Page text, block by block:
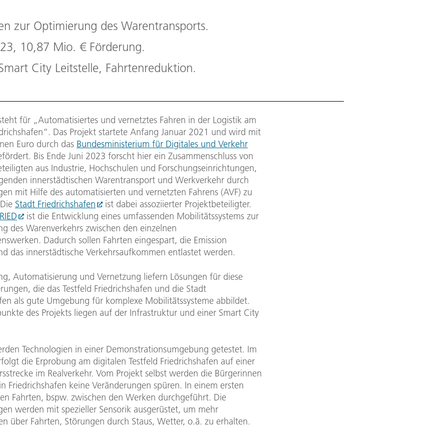
zur Optimierung des Warentransports.
10,87 Mio. € Förderung.
City Leitstelle, Fahrtenreduktion.
für „Automatisiertes und vernetztes Fahren in der Logistik am
Das Projekt startete Anfang Januar 2021 und wird mit
Euro durch das Bundesministerium für Digitales und Verkehr
Bis Ende Juni 2023 forscht hier ein Zusammenschluss von
aus Industrie, Hochschulen und Forschungseinrichtungen,
innerstädtischen Warentransport und Werkverkehr durch
mit Hilfe des automatisierten und vernetzten Fahrens (AVF) zu
Stadt Friedrichshafen
ist dabei assoziierter Projektbeteiligter.
ist die Entwicklung eines umfassenden Mobilitätssystems zur
des Warenverkehrs zwischen den einzelnen
Dadurch sollen Fahrten eingespart, die Emission
das innerstädtische Verkehrsaufkommen entlastet werden.
Automatisierung und Vernetzung liefern Lösungen für diese
die das Testfeld Friedrichshafen und die Stadt
als gute Umgebung für komplexe Mobilitätssysteme abbildet.
des Projekts liegen auf der Infrastruktur und einer Smart City
Technologien in einer Demonstrationsumgebung getestet. Im
die Erprobung am digitalen Testfeld Friedrichshafen auf einer
im Realverkehr. Vom Projekt selbst werden die Bürgerinnen
Friedrichshafen keine Veränderungen spüren. In einem ersten
Fahrten, bspw. zwischen den Werken durchgeführt. Die
werden mit spezieller Sensorik ausgerüstet, um mehr
über Fahrten, Störungen durch Staus, Wetter, o.ä. zu erhalten.